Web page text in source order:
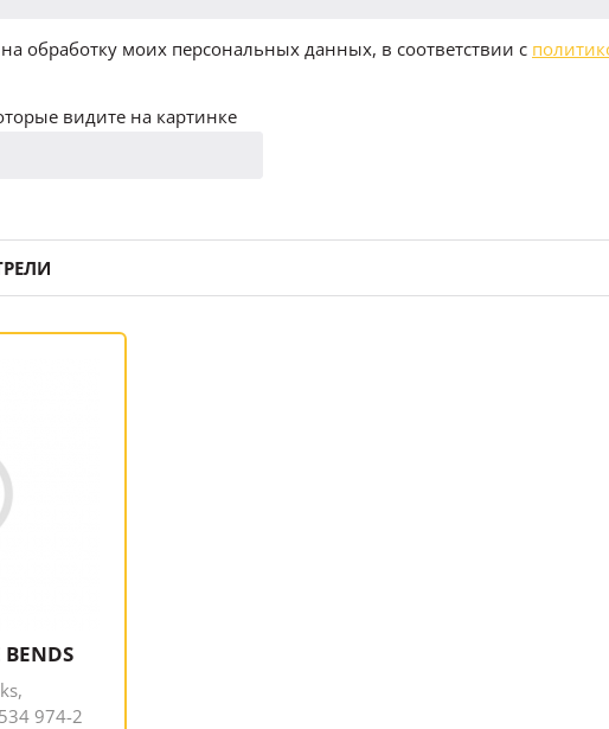
обработку моих персональных данных, в соответствии с
видите на картинке
BENDS
974-2